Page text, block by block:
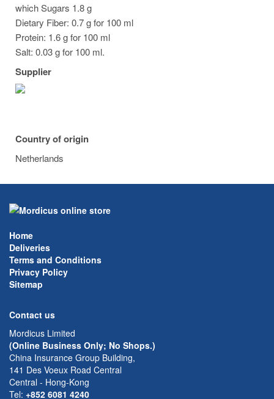
which Sugars 1.8 g
Dietary Fiber: 0.7 g for 100 ml
Protein: 1.6 g for 100 ml
Salt: 0.03 g for 100 ml.
Supplier
Country of origin
Netherlands
Home
Deliveries
Terms and Conditions
Privacy Policy
Sitemap
Contact us
Mordicus Limited
(Online Business Only; No Shops.)
China Insurance Group Building,
141 Des Voeux Road Central
Central - Hong-Kong
Tel: +852 6081 4240